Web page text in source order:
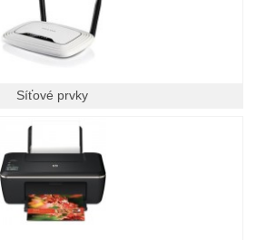
Síťové prvky